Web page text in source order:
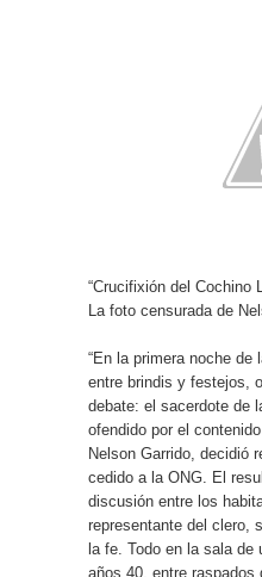
“Crucifixión del Cochino
La foto censurada de
“En la primera noche de
entre brindis y festejos,
debate: el sacerdote de
ofendido por el
Nelson Garrido, decidió
cedido a la ONG. El
discusión entre los
representante del clero,
la fe. Todo en la sala de
años 40, entre raspados